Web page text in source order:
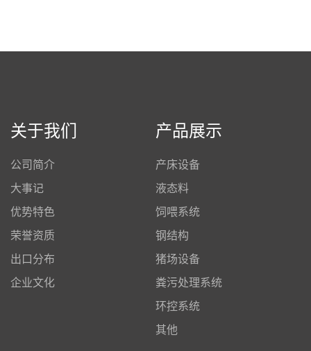
关于我们
公司简介
大事记
优势特色
荣誉资质
出口分布
企业文化
产品展示
产床设备
液态料
饲喂系统
钢结构
猪场设备
粪污处理系统
环控系统
其他